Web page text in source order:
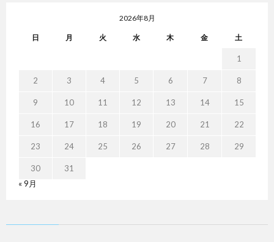
2026年8月
日 月 火 水 木 金 土
1
2 3 4 5 6 7 8
9 10 11 12 13 14 15
16 17 18 19 20 21 22
23 24 25 26 27 28 29
30
31
« 9月